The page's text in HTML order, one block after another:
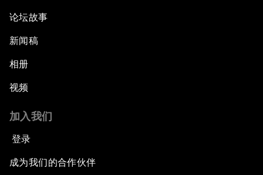
论坛故事
新闻稿
相册
视频
加入我们
登录
成为我们的合作伙伴